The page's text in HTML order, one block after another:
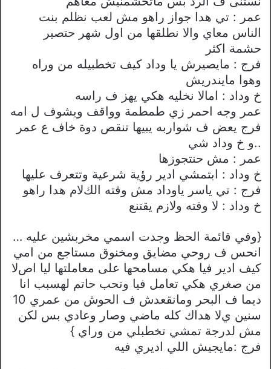
عمر : تي هدا جواز راهو مش لعب نظلم بنت
الناس معاي واﻻ نطلقها من اول شهر حتصير
حشمة اكثر
فرج : مايصيرش يا وداد كيف تخطبيله من وراه
وهوا مايندريش
خ وداد : اماﻻ نخليه هكي يهز ف راسه
عمر وجه احمر زي طمطمة وواقف ويشوف ل امه
فرج يعض ف شواربه يبيها تنقص دوة خاف ع عمر
..و خ وداد شي
عمر : مش حنتجوزها
خ وداد : ابتمشي ادير رؤية شرعية وتتعرف عليها
فرج : تي ياسر ياوداد مش وقته الكﻻم هدا راهو
خ وداد : ﻻ وقته وﻻزم يقتنع
{وفي قائمة الحظ وجدت اسمي مخربشين عليه …
انحس ف روحي مضايق ومخنوق مستاجع من امي
كيف ادير فيا هكي مسامحها على معاملتها ليا اصﻻ
من صغري هكي تعامل فيا وتحب حاتم لهسبب انا
ديما ف البحر ومانقعدش ف الحوش من عمري 10
سنين يﻻ هداك كله ماضي وصار وعادي بس لكن
مش لدرجة تمشي تخطبلي من وراي }
فرج :مايجيش اللي اديري فيه